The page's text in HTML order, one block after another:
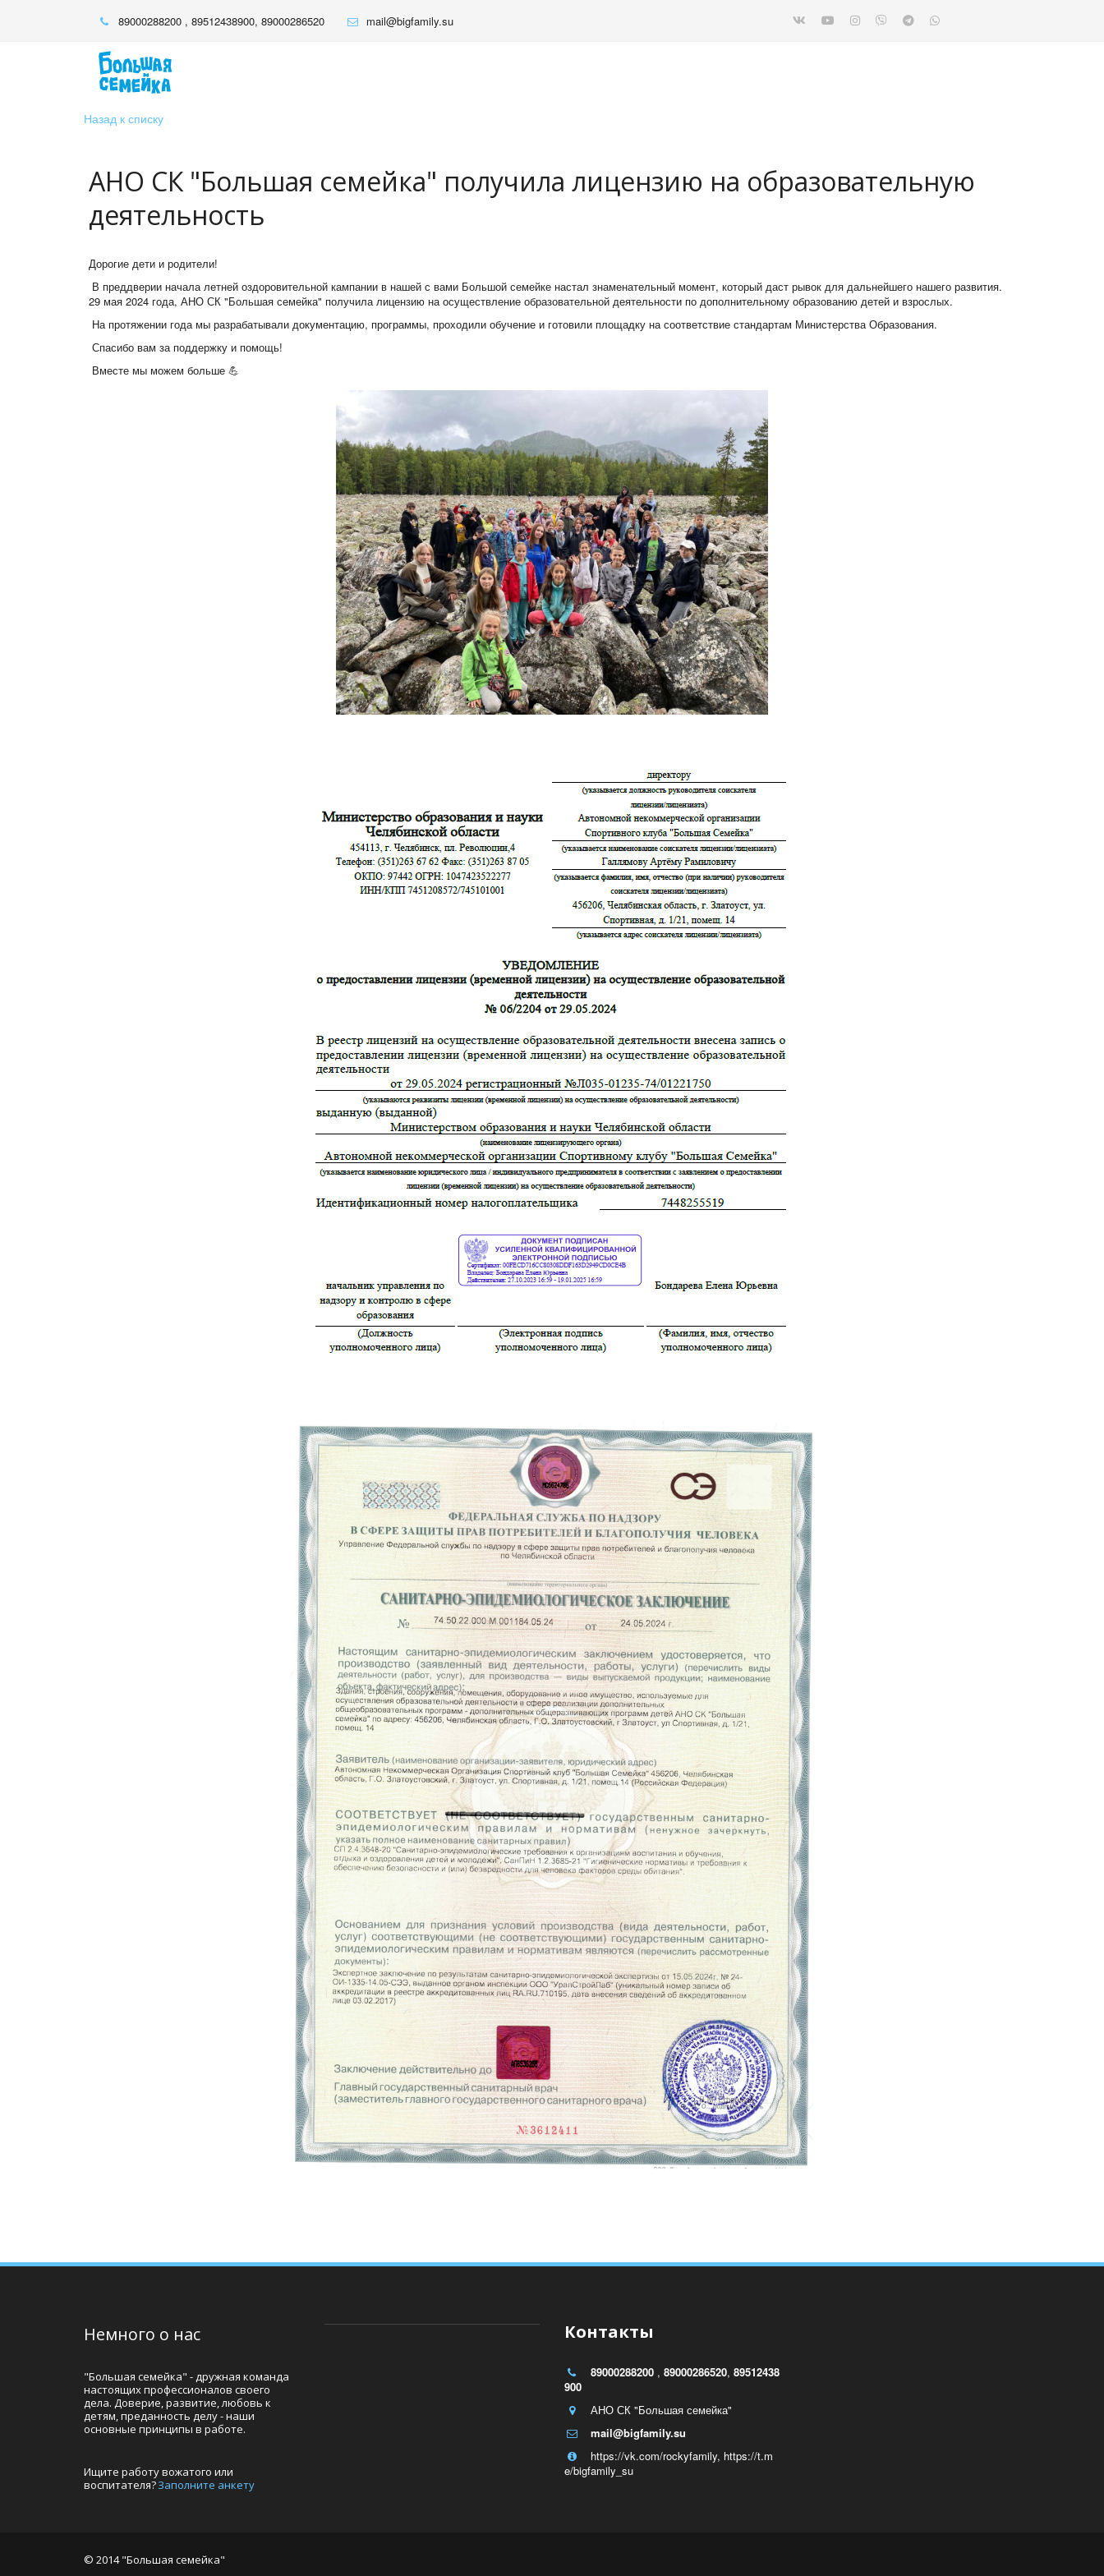
89000288200 , 89512438900, 89000286520 mail@bigfamily.su
Назад к списку
АНО СК "Большая семейка" получила лицензию на образовательную
деятельность
Дорогие дети и родители!
В преддверии начала летней оздоровительной кампании в нашей с вами Большой семейке настал знаменательный момент, который даст рывок для дальнейшего нашего развития.
29 мая 2024 года, АНО СК "Большая семейка" получила лицензию на осуществление образовательной деятельности по дополнительному образованию детей и взрослых.
На протяжении года мы разрабатывали документацию, программы, проходили обучение и готовили площадку на соответствие стандартам Министерства Образования.
Спасибо вам за поддержку и помощь!
Вместе мы можем больше 💪
Немного о нас
"Большая семейка" - дружная команда
настоящих профессионалов своего
дела. Доверие, развитие, любовь к
детям, преданность делу - наши
основные принципы в работе.
Ищите работу вожатого или
воспитателя? Заполните анкету
Контакты
89000288200 , 89000286520, 89512438
900
АНО СК "Большая семейка"
mail@bigfamily.su
https://vk.com/rockyfamily, https://t.m
e/bigfamily_su
© 2014 "Большая семейка"